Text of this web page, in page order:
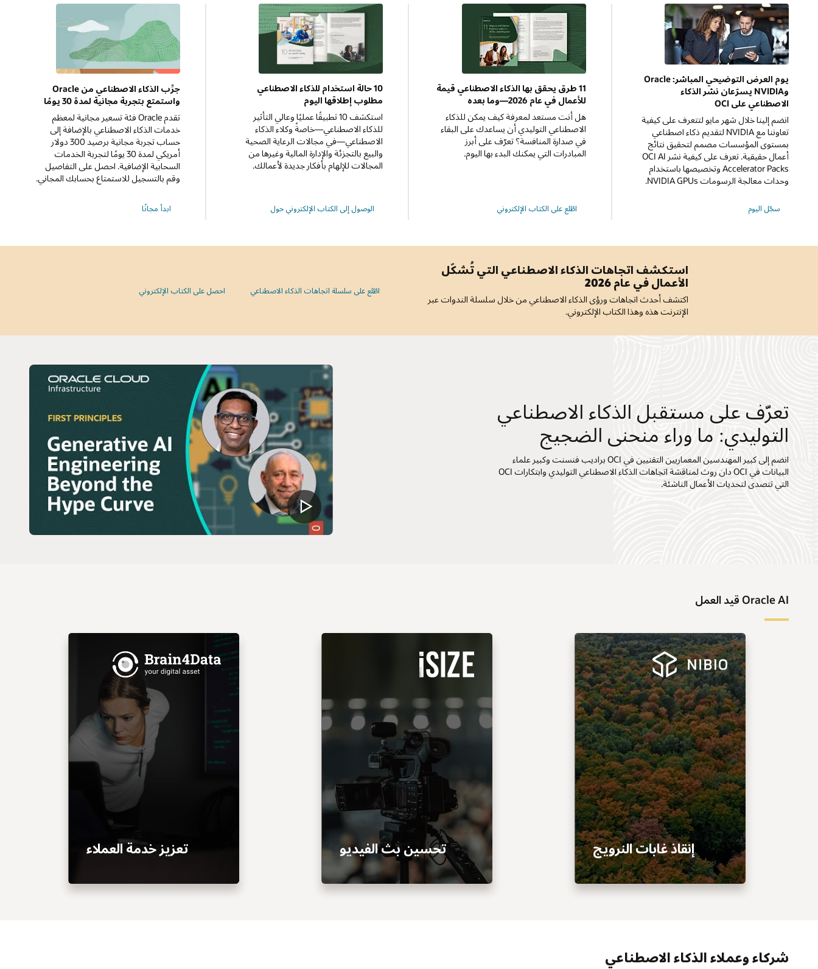
يوم العرض التوضيحي المباشر: Oracle
وNVIDIA يسرّعان نشر الذكاء
الاصطناعي على OCI
انضم إلينا خلال شهر مايو لتتعرف على كيفية
تعاوننا مع NVIDIA لتقديم ذكاء اصطناعي
بمستوى المؤسسات مصمم لتحقيق نتائج
أعمال حقيقية. تعرف على كيفية نشر OCI AI
Accelerator Packs وتخصيصها باستخدام
وحدات معالجة الرسومات NVIDIA GPUs.
سجّل اليوم
Oracle
11 طرق يحقق بها الذكاء الاصطناعي قيمة
للأعمال في عام 2026—وما بعده
هل أنت مستعد لمعرفة كيف يمكن للذكاء
الاصطناعي التوليدي أن يساعدك على البقاء
في صدارة المنافسة؟ تعرّف على أبرز
المبادرات التي يمكنك البدء بها اليوم.
اطّلع على الكتاب الإلكتروني
الذكاء
قيمة
للأعمال
في
2026
وما
بعده
‏10 حالة استخدام للذكاء الاصطناعي
مطلوب إطلاقها اليوم
استكشف 10 تطبيقًا عمليًا وعالي التأثير
للذكاء الاصطناعي—خاصةً وكلاء الذكاء
الاصطناعي—في مجالات الرعاية الصحية
والبيع بالتجزئة والإدارة المالية وغيرها من
المجالات للإلهام بأفكار جديدة لأعمالك.
الوصول إلى الكتاب الإلكتروني حولحالة
المطلوب
جرِّب الذكاء الاصطناعي من Oracle
واستمتع بتجربة مجانية لمدة 30 يومًا
تقدم Oracle فئة تسعير مجانية لمعظم
خدمات الذكاء الاصطناعي بالإضافة إلى
حساب تجربة مجانية برصيد 300 دولار
أمريكي لمدة 30 يومًا لتجربة الخدمات
السحابية الإضافية. احصل على التفاصيل
وقم بالتسجيل للاستمتاع بحسابك المجاني.
ابدأ مجانًا
استكشف اتجاهات الذكاء الاصطناعي التي تُشكّل
الأعمال في عام 2026
اكتشف أحدث اتجاهات ورؤى الذكاء الاصطناعي من خلال سلسلة الندوات عبر
الإنترنت هذه وهذا الكتاب الإلكتروني.
اطّلع على سلسلة اتجاهات الذكاء الاصطناعي احصل على الكتاب الإلكتروني
تعرّف على مستقبل الذكاء الاصطناعي
التوليدي: ما وراء منحنى الضجيج
انضم إلى كبير المهندسين المعماريين التقنيين في OCI براديب فنسنت وكبير علماء
البيانات في OCI دان روث لمناقشة اتجاهات الذكاء الاصطناعي التوليدي وابتكارات OCI
التي تتصدى لتحديات الأعمال الناشئة.
Oracle AI قيد العمل
إنقاذ غابات النرويج تحسين بث الفيديو تعزيز خدمة العملاء
شركاء وعملاء الذكاء الاصطناعي